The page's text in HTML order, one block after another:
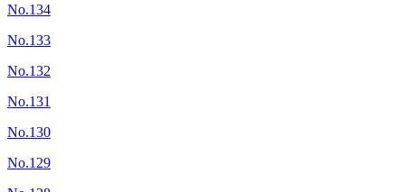
No.134
No.133
No.132
No.131
No.130
No.129